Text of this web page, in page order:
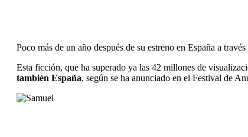
Poco más de un año después de su estreno en España a
Esta ficción, que ha superado ya las 42 millones de
también España, según se ha anunciado en el Festival de